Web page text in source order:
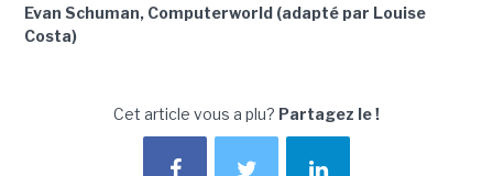
Evan Schuman, Computerworld (adapté par Louise
Costa)
Cet article vous a plu? Partagez le !